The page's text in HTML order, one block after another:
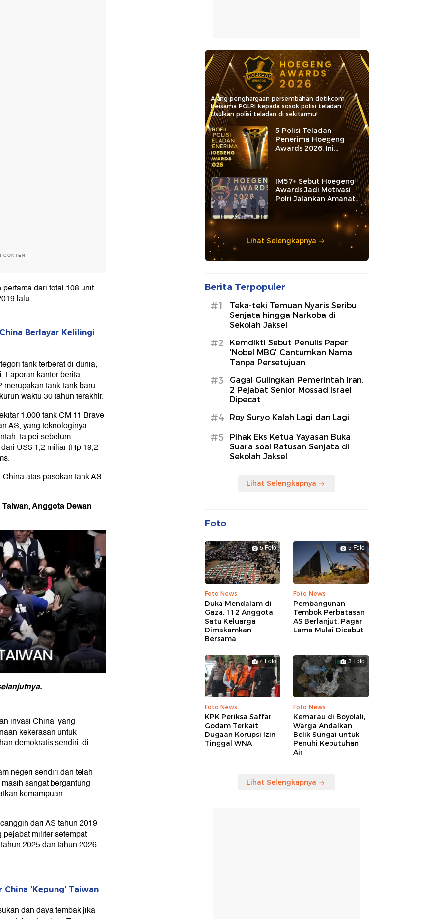
CONTENT
dari total 108 unit
lalu.
Berlayar Kelilingi
tank terberat di dunia,
Laporan kantor berita
tank-tank baru
waktu 30 tahun terakhir.
1.000 tank CM 11 Brave
AS, yang teknologinya
Taipei sebelum
US$ 1,2 miliar (Rp 19,2
atas pasokan tank AS
Anggota Dewan
invasi China, yang
kekerasan untuk
demokratis sendiri, di
negeri sendiri dan telah
sangat bergantung
kemampuan
dari AS tahun 2019
pejabat militer setempat
2025 dan tahun 2026
China 'Kepung' Taiwan
dan daya tembak jika
Ajang penghargaan persembahan detikcom
bersama POLRI kepada sosok polisi teladan.
Usulkan polisi teladan di sekitarmu!
5 Polisi Teladan
Penerima Hoegeng
Awards 2026, Ini
Kategori dan Kiprahnya
IM57+ Sebut Hoegeng
Awards Jadi Motivasi
Polri Jalankan Amanat
Lihat Selengkapnya
Berita Terpopuler
#1
Teka-teki Temuan Nyaris Seribu
Senjata hingga Narkoba di
Sekolah Jaksel
#2
Kemdikti Sebut Penulis Paper
'Nobel MBG' Cantumkan Nama
Tanpa Persetujuan
#3
Gagal Gulingkan Pemerintah Iran,
2 Pejabat Senior Mossad Israel
Dipecat
#4 Roy Suryo Kalah Lagi dan Lagi
#5
Pihak Eks Ketua Yayasan Buka
Suara soal Ratusan Senjata di
Sekolah Jaksel
Lihat Selengkapnya
Foto
5 Foto
Foto News
Duka Mendalam di
Gaza, 112 Anggota
Satu Keluarga
Dimakamkan
Bersama
5 Foto
Foto News
Pembangunan
Tembok Perbatasan
AS Berlanjut, Pagar
Lama Mulai Dicabut
4 Foto
Foto News
KPK Periksa Saffar
Godam Terkait
Dugaan Korupsi Izin
Tinggal WNA
3 Foto
Foto News
Kemarau di Boyolali,
Warga Andalkan
Belik Sungai untuk
Penuhi Kebutuhan
Air
Lihat Selengkapnya